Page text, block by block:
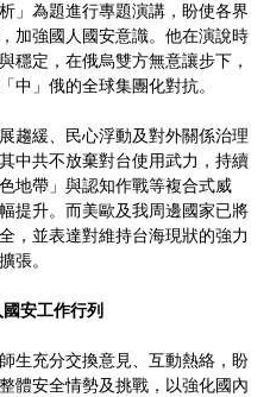
」為題進行專題演講，盼使各界
加強國人國安意識。他在演說時
穩定，在俄烏雙方無意讓步下，
中」俄的全球集團化對抗。
趨緩、民心浮動及對外關係治理
中共不放棄對台使用武力，持續
地帶」與認知作戰等複合式威
提升。而美歐及我周邊國家已將
，並表達對維持台海現狀的強力
張。
安工作行列
師生充分交換意見、互動熱絡，盼
體安全情勢及挑戰，以強化國內